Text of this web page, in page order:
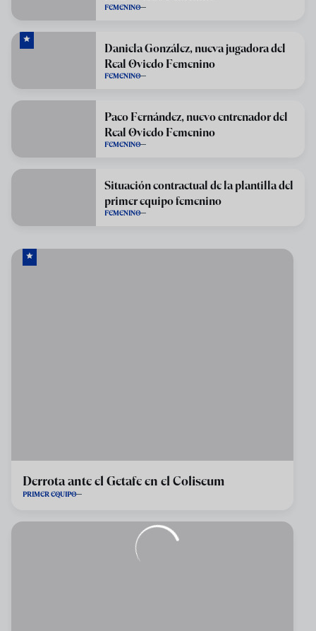
FEMENINO
Daniela González, nueva jugadora del
Real Oviedo Femenino
FEMENINO
Paco Fernández, nuevo entrenador del
Real Oviedo Femenino
FEMENINO
Situación contractual de la plantilla del
primer equipo femenino
FEMENINO
Derrota ante el Getafe en el Coliseum
PRIMER EQUIPO